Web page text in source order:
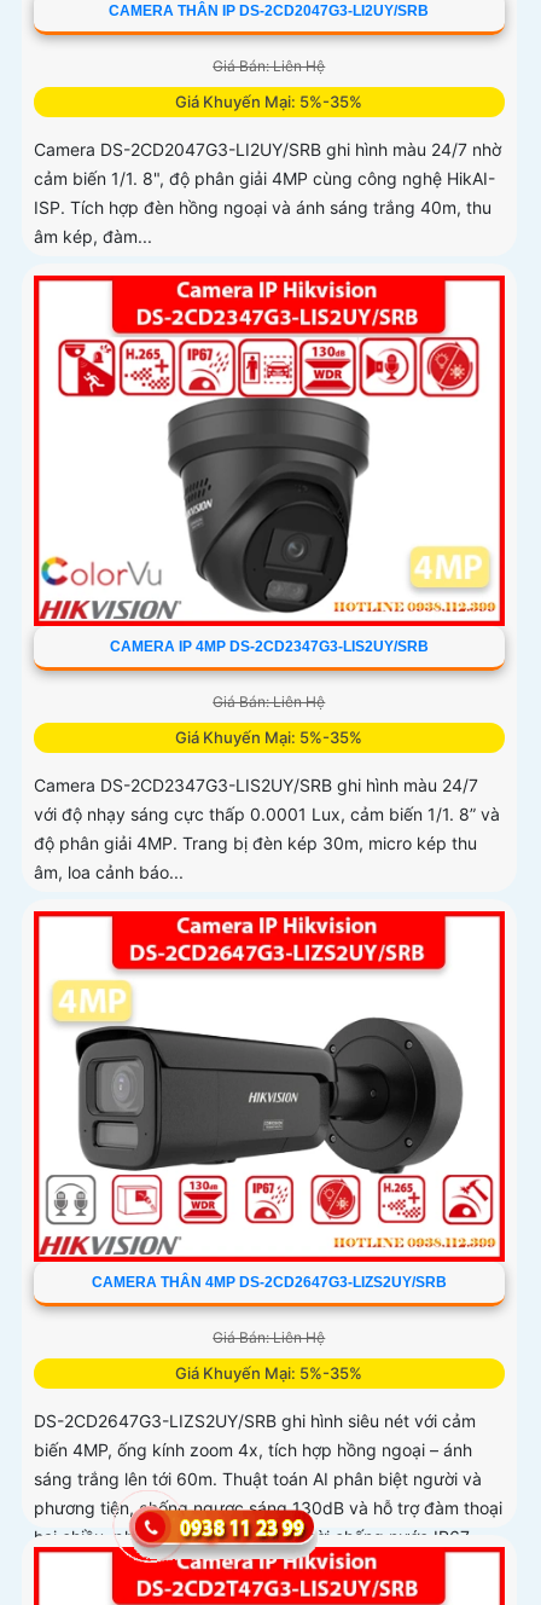
CAMERA THÂN IP DS-2CD2047G3-LI2UY/SRB
Giá Bán: Liên Hệ
Giá Khuyến Mại: 5%-35%
Camera DS-2CD2047G3-LI2UY/SRB ghi hình màu 24/7 nhờ
cảm biến 1/1. 8", độ phân giải 4MP cùng công nghệ HikAI-
ISP. Tích hợp đèn hồng ngoại và ánh sáng trắng 40m, thu
âm kép, đàm...
CAMERA IP 4MP DS-2CD2347G3-LIS2UY/SRB
Giá Bán: Liên Hệ
Giá Khuyến Mại: 5%-35%
Camera DS-2CD2347G3-LIS2UY/SRB ghi hình màu 24/7
với độ nhạy sáng cực thấp 0.0001 Lux, cảm biến 1/1. 8” và
độ phân giải 4MP. Trang bị đèn kép 30m, micro kép thu
âm, loa cảnh báo...
CAMERA THÂN 4MP DS-2CD2647G3-LIZS2UY/SRB
Giá Bán: Liên Hệ
Giá Khuyến Mại: 5%-35%
DS-2CD2647G3-LIZS2UY/SRB ghi hình siêu nét với cảm
biến 4MP, ống kính zoom 4x, tích hợp hồng ngoại – ánh
sáng trắng lên tới 60m. Thuật toán AI phân biệt người và
phương tiện, chống ngược sáng 130dB và hỗ trợ đàm thoại
hai chiều, phù hợp giám sát ngoài trời chống nước IP67